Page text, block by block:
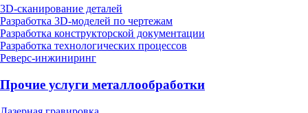
3D-сканирование деталей
Разработка 3D-моделей по чертежам
Разработка конструкторской документации
Разработка технологических процессов
Реверс-инжиниринг
Прочие услуги металлообработки